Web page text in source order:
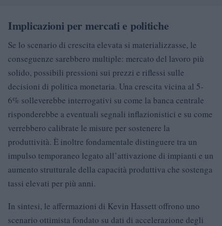
Implicazioni per mercati e politiche
Se lo scenario di crescita elevata si materializzasse, le
conseguenze sarebbero multiple: mercato del lavoro più
solido, possibili pressioni sui prezzi e riflessi sulle
decisioni di politica monetaria. Una crescita vicina al 5-
6% solleverebbe interrogativi su come la banca centrale
risponderebbe a eventuali segnali inflazionistici e su come
verrebbero calibrate le misure per sostenere la
produttività. È inoltre fondamentale distinguere tra un
impulso temporaneo legato all’attivazione di impianti e un
aumento strutturale della capacità produttiva che sostenga
tassi elevati per più anni.
In sintesi, le affermazioni di Kevin Hassett offrono uno
scenario ottimista fondato su dati di accelerazione degli